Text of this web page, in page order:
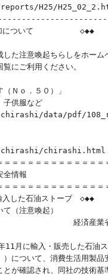
H25/
ついて　　　　　　◇◆◆
た注意喚起ちらしをホーム
にご利用ください。
Ｎｏ．５０）」
供服など
data/pdf/
chirashi.html
＝＝＝＝＝＝＝＝＝＝＝＝＝
報
＝＝＝＝＝＝＝＝＝＝＝＝＝
した石油ストーブ　◇◆◆
意喚起）
業
月に輸入・販売した石油
ついて、消費生活用製品
が確認され、同社の技術基